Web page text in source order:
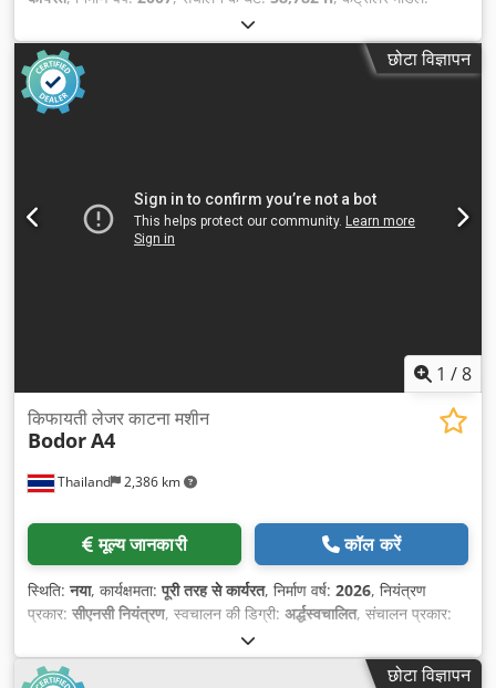
, लेज़र पावर:
3,000 मिमी, कार्य चौड़ाई:1,500 मिमी, पैलेट परिवर्तक:स्वचालित,
छोटा विज्ञापन
1 /8
Thailand 2,386 km
किफायती लेजर काटना मशीन
BodorA4
मूल्य जानकारी कॉल करें
स्थिति:नया, कार्यक्षमता:पूरी तरह से कार्यरत, निर्माण वर्ष: 2026, नियंत्रण
प्रकार: सीएनसी नियंत्रण, स्वचालन की डिग्री: अर्द्धस्वचालित, संचालन प्रकार:
, लेज़र प्रकार:
छोटा विज्ञापन